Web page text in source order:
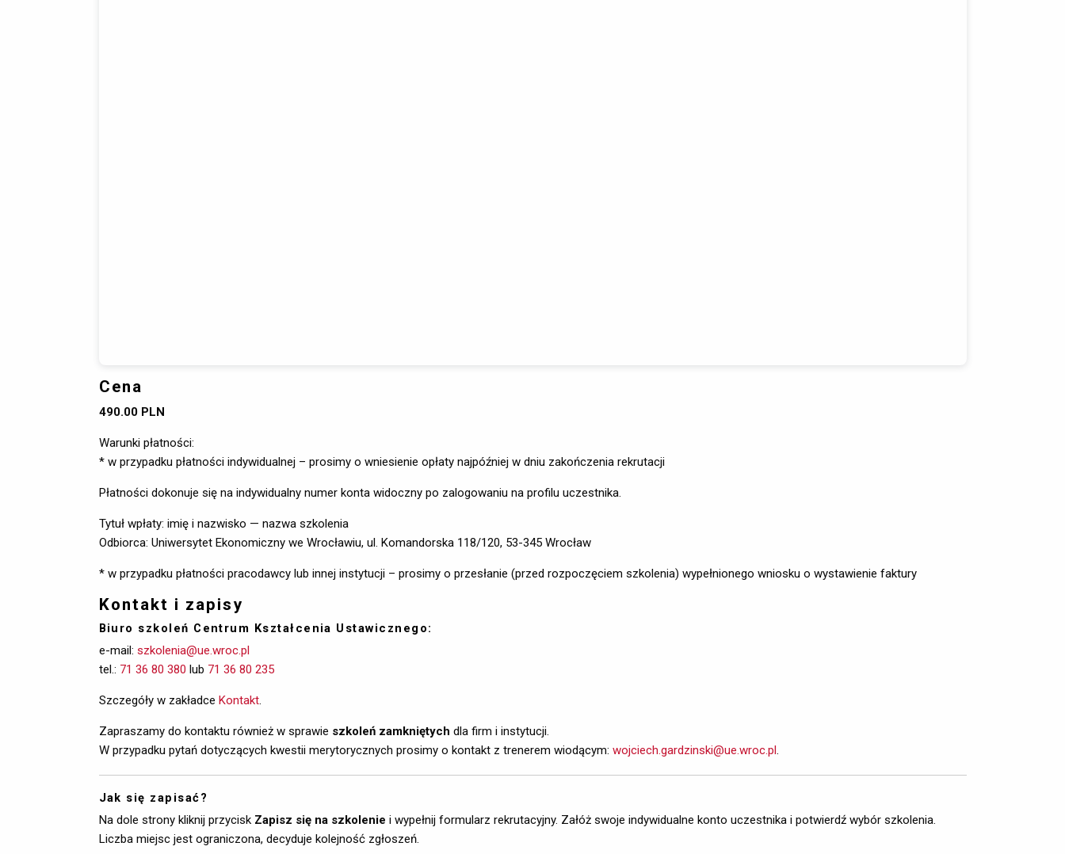
Cena
490.00 PLN
Warunki płatności:
* w przypadku płatności indywidualnej – prosimy o wniesienie opłaty najpóźniej w dniu zakończenia rekrutacji
Płatności dokonuje się na indywidualny numer konta widoczny po zalogowaniu na profilu uczestnika.
Tytuł wpłaty: imię i nazwisko — nazwa szkolenia
Odbiorca: Uniwersytet Ekonomiczny we Wrocławiu, ul. Komandorska 118/120, 53-345 Wrocław
* w przypadku płatności pracodawcy lub innej instytucji – prosimy o przesłanie (przed rozpoczęciem szkolenia) wypełnionego wniosku o wystawienie faktury
Kontakt i zapisy
Biuro szkoleń Centrum Kształcenia Ustawicznego:
e-mail: szkolenia@ue.wroc.pl
tel.: 71 36 80 380 lub 71 36 80 235
Szczegóły w zakładce Kontakt.
Zapraszamy do kontaktu również w sprawie szkoleń zamkniętych dla firm i instytucji.
W przypadku pytań dotyczących kwestii merytorycznych prosimy o kontakt z trenerem wiodącym: wojciech.gardzinski@ue.wroc.pl .
Jak się zapisać?
Na dole strony kliknij przycisk Zapisz się na szkolenie i wypełnij formularz rekrutacyjny. Załóż swoje indywidualne konto uczestnika i potwierdź wybór szkolenia.
Liczba miejsc jest ograniczona, decyduje kolejność zgłoszeń.